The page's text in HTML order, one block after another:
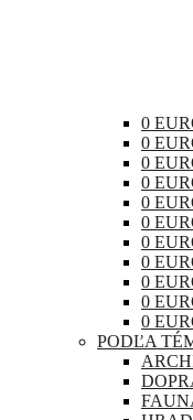
0
0
0
0
0
0
0
0
0
0
0
PODĽA